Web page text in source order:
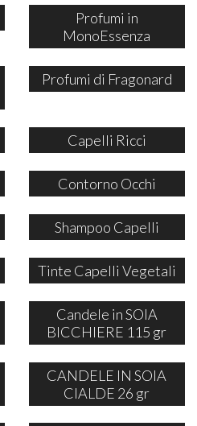
Profumi in
MonoEssenza
Profumi di Fragonard
Capelli Ricci
Contorno Occhi
Shampoo Capelli
Tinte Capelli Vegetali
Candele in SOIA
BICCHIERE 115 gr
CANDELE IN SOIA
CIALDE 26 gr